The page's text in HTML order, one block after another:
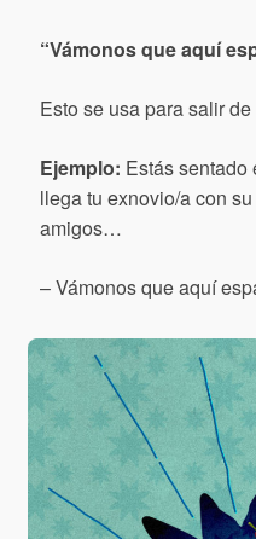
“Vámonos que aquí
Esto se usa para salir
Ejemplo: Estás sentado
llega tu exnovio/a con
amigos…
– Vámonos que aquí